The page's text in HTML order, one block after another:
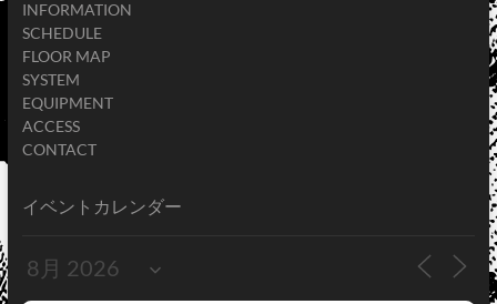
INFORMATION
SCHEDULE
FLOOR MAP
SYSTEM
EQUIPMENT
ACCESS
CONTACT
イベントカレンダー